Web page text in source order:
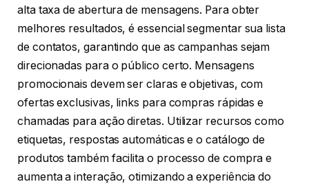
alta taxa de abertura de mensagens. Para obter
melhores resultados, é essencial segmentar sua lista
de contatos, garantindo que as campanhas sejam
direcionadas para o público certo. Mensagens
promocionais devem ser claras e objetivas, com
ofertas exclusivas, links para compras rápidas e
chamadas para ação diretas. Utilizar recursos como
etiquetas, respostas automáticas e o catálogo de
produtos também facilita o processo de compra e
aumenta a interação, otimizando a experiência do